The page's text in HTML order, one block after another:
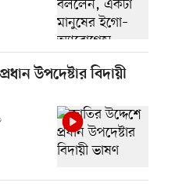
উপদেষ্টার বিদায়ী